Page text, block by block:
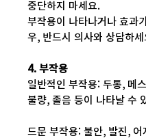
중단하지 마세요.
부작용이 나타나거나 효과
우, 반드시 의사와 상담하세
4. 부작용
일반적인 부작용: 두통, 메
불량, 졸음 등이 나타날 수
드문 부작용: 불안, 발진, 어